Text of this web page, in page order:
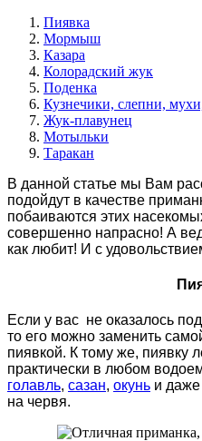
Пиявка
Мормыш
Казара
Колорадский жук
Поденка
Кузнечики, слепни,
Жук-плавунец
Мотыльки
Таракан
В данной статье мы Вам
подойдут в качестве
побаиваются этих
совершенно напрасно! А
как любит! И с
Если у вас не оказалось
то его можно заменить
пиявкой. К тому же, пиявку
практически в любом
голавль, сазан, окунь и даже
на червя.